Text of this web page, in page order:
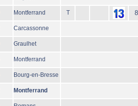
Montferrand T
Carcassonne
Graulhet
Montferrand
Bourg-en-Bresse
Montferrand